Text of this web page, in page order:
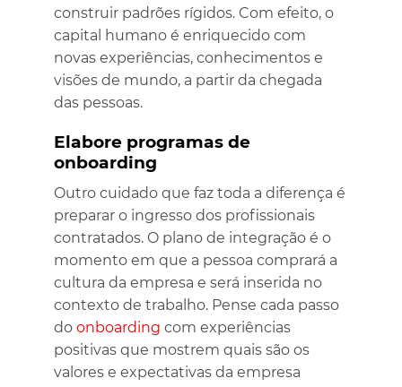
construir padrões rígidos. Com efeito, o
capital humano é enriquecido com
novas experiências, conhecimentos e
visões de mundo, a partir da chegada
das pessoas.
Elabore programas de
onboarding
Outro cuidado que faz toda a diferença é
preparar o ingresso dos profissionais
contratados. O plano de integração é o
momento em que a pessoa comprará a
cultura da empresa e será inserida no
contexto de trabalho. Pense cada passo
do onboarding com experiências
positivas que mostrem quais são os
valores e expectativas da empresa